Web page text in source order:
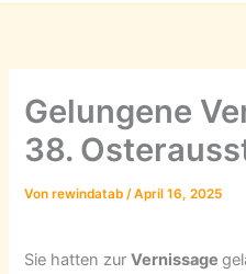
Gelungene
38.
Vonrewindatab/April 16, 2025
Sie hatten zurVernissage